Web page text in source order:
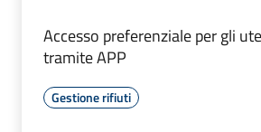
Accesso preferenziale per gli
tramite APP
Gestione rifiuti